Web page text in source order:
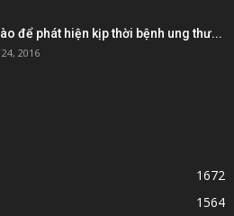
để phát hiện kịp thời bệnh ung thư...
2016
1672
1564